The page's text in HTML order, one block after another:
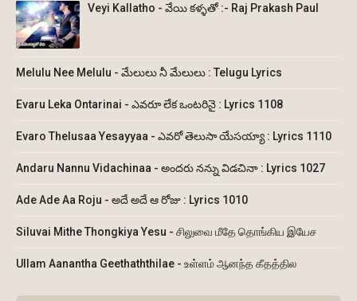
Veyi Kallatho - వేయి కళ్ళతో :- Raj Prakash Paul
Melulu Nee Melulu - మేలులు నీ మేలులు : Telugu Lyrics
Evaru Leka Ontarinai - ఎవరూ లేక ఒంటరినై : Lyrics 1108
Evaro Thelusaa Yesayyaa - ఎవరో తెలుసా యేసయ్యా : Lyrics 1110
Andaru Nannu Vidachinaa - అందరు నన్ను విడచినా : Lyrics 1027
Ade Ade Aa Roju - అదే అదే ఆ రోజు : Lyrics 1010
Siluvai Mithe Thongkiya Yesu - சிலுவை மீதே தொங்கிய இயேச
Ullam Aanantha Geethaththilae - உள்ளம் ஆனந்த கீதத்தில